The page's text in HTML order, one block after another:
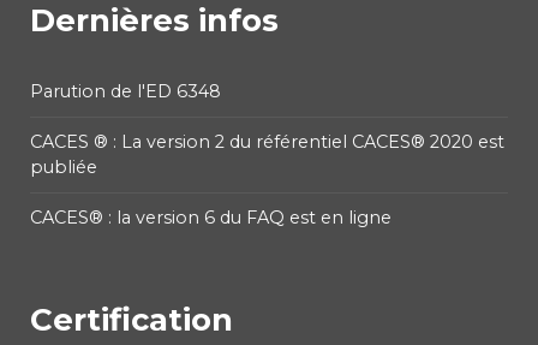
Dernières infos
Parution de l'ED 6348
CACES ® : La version 2 du référentiel CACES® 2020 est
publiée
CACES® : la version 6 du FAQ est en ligne
Certification